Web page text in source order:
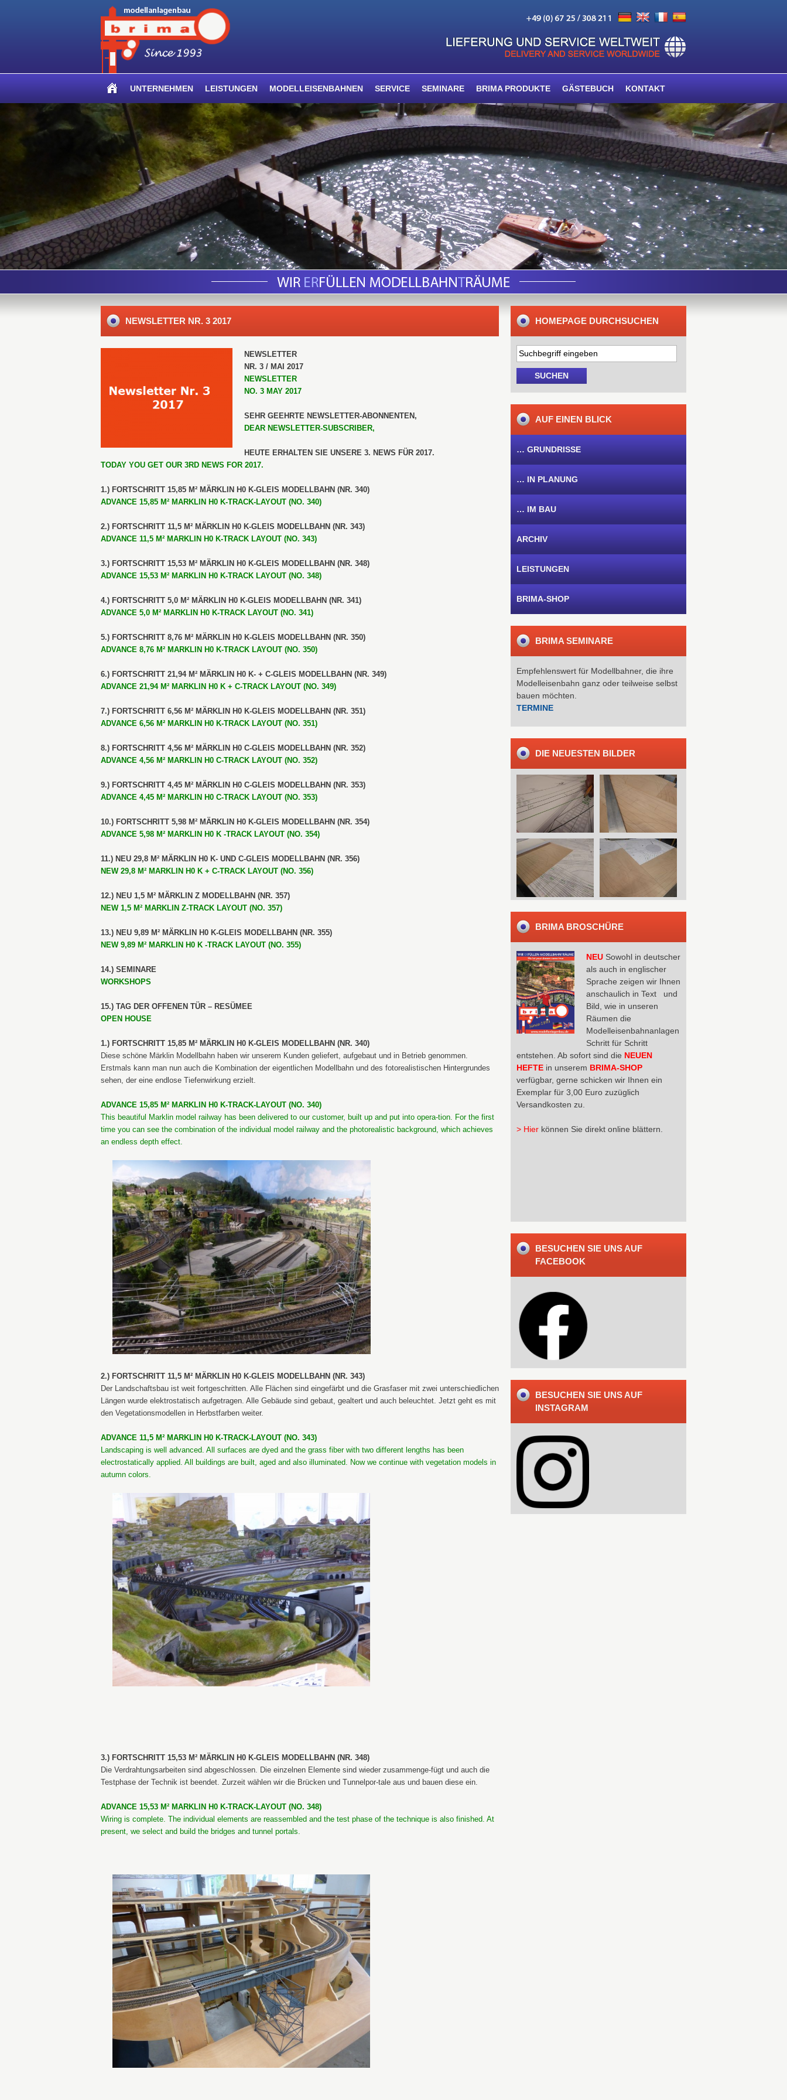
UNTERNEHMEN LEISTUNGEN MODELLEISENBAHNEN SERVICE SEMINARE BRIMA PRODUKTE GÄSTEBUCH KONTAKT
NEWSLETTER NR. 3 2017
NEWSLETTER
NR. 3 / MAI 2017
NEWSLETTER
NO. 3 MAY 2017
SEHR GEEHRTE NEWSLETTER-ABONNENTEN,
DEAR NEWSLETTER-SUBSCRIBER,
HEUTE ERHALTEN SIE UNSERE 3. NEWS FÜR 2017.
TODAY YOU GET OUR 3RD NEWS FOR 2017.
1.) FORTSCHRITT 15,85 M² MÄRKLIN H0 K-GLEIS MODELLBAHN (NR. 340)
ADVANCE 15,85 M² MARKLIN H0 K-TRACK-LAYOUT (NO. 340)
2.) FORTSCHRITT 11,5 M² MÄRKLIN H0 K-GLEIS MODELLBAHN (NR. 343)
ADVANCE 11,5 M² MARKLIN H0 K-TRACK LAYOUT (NO. 343)
3.) FORTSCHRITT 15,53 M² MÄRKLIN H0 K-GLEIS MODELLBAHN (NR. 348)
ADVANCE 15,53 M² MARKLIN H0 K-TRACK LAYOUT (NO. 348)
4.) FORTSCHRITT 5,0 M² MÄRKLIN H0 K-GLEIS MODELLBAHN (NR. 341)
ADVANCE 5,0 M² MARKLIN H0 K-TRACK LAYOUT (NO. 341)
5.) FORTSCHRITT 8,76 M² MÄRKLIN H0 K-GLEIS MODELLBAHN (NR. 350)
ADVANCE 8,76 M² MARKLIN H0 K-TRACK LAYOUT (NO. 350)
6.) FORTSCHRITT 21,94 M² MÄRKLIN H0 K- + C-GLEIS MODELLBAHN (NR. 349)
ADVANCE 21,94 M² MARKLIN H0 K + C-TRACK LAYOUT (NO. 349)
7.) FORTSCHRITT 6,56 M² MÄRKLIN H0 K-GLEIS MODELLBAHN (NR. 351)
ADVANCE 6,56 M² MARKLIN H0 K-TRACK LAYOUT (NO. 351)
8.) FORTSCHRITT 4,56 M² MÄRKLIN H0 C-GLEIS MODELLBAHN (NR. 352)
ADVANCE 4,56 M² MARKLIN H0 C-TRACK LAYOUT (NO. 352)
9.) FORTSCHRITT 4,45 M² MÄRKLIN H0 C-GLEIS MODELLBAHN (NR. 353)
ADVANCE 4,45 M² MARKLIN H0 C-TRACK LAYOUT (NO. 353)
10.) FORTSCHRITT 5,98 M² MÄRKLIN H0 K-GLEIS MODELLBAHN (NR. 354)
ADVANCE 5,98 M² MARKLIN H0 K -TRACK LAYOUT (NO. 354)
11.) NEU 29,8 M² MÄRKLIN H0 K- UND C-GLEIS MODELLBAHN (NR. 356)
NEW 29,8 M² MARKLIN H0 K + C-TRACK LAYOUT (NO. 356)
12.) NEU 1,5 M² MÄRKLIN Z MODELLBAHN (NR. 357)
NEW 1,5 M² MARKLIN Z-TRACK LAYOUT (NO. 357)
13.) NEU 9,89 M² MÄRKLIN H0 K-GLEIS MODELLBAHN (NR. 355)
NEW 9,89 M² MARKLIN H0 K -TRACK LAYOUT (NO. 355)
14.) SEMINARE
WORKSHOPS
15.) TAG DER OFFENEN TÜR – RESÜMEE
OPEN HOUSE
1.) FORTSCHRITT 15,85 M² MÄRKLIN H0 K-GLEIS MODELLBAHN (NR. 340)
Diese schöne Märklin Modellbahn haben wir unserem Kunden geliefert, aufgebaut und in Betrieb genommen.
Erstmals kann man nun auch die Kombination der eigentlichen Modellbahn und des fotorealistischen Hintergrundes
sehen, der eine endlose Tiefenwirkung erzielt.
ADVANCE 15,85 M² MARKLIN H0 K-TRACK-LAYOUT (NO. 340)
This beautiful Marklin model railway has been delivered to our customer, built up and put into opera-tion. For the first
time you can see the combination of the individual model railway and the photorealistic background, which achieves
an endless depth effect.
2.) FORTSCHRITT 11,5 M² MÄRKLIN H0 K-GLEIS MODELLBAHN (NR. 343)
Der Landschaftsbau ist weit fortgeschritten. Alle Flächen sind eingefärbt und die Grasfaser mit zwei unterschiedlichen
Längen wurde elektrostatisch aufgetragen. Alle Gebäude sind gebaut, gealtert und auch beleuchtet. Jetzt geht es mit
den Vegetationsmodellen in Herbstfarben weiter.
ADVANCE 11,5 M² MARKLIN H0 K-TRACK-LAYOUT (NO. 343)
Landscaping is well advanced. All surfaces are dyed and the grass fiber with two different lengths has been
electrostatically applied. All buildings are built, aged and also illuminated. Now we continue with vegetation models in
autumn colors.
3.) FORTSCHRITT 15,53 M² MÄRKLIN H0 K-GLEIS MODELLBAHN (NR. 348)
Die Verdrahtungsarbeiten sind abgeschlossen. Die einzelnen Elemente sind wieder zusammenge-fügt und auch die
Testphase der Technik ist beendet. Zurzeit wählen wir die Brücken und Tunnelpor-tale aus und bauen diese ein.
ADVANCE 15,53 M² MARKLIN H0 K-TRACK-LAYOUT (NO. 348)
Wiring is complete. The individual elements are reassembled and the test phase of the technique is also finished. At
present, we select and build the bridges and tunnel portals.
HOMEPAGE DURCHSUCHEN
AUF EINEN BLICK
… GRUNDRISSE
… IN PLANUNG
… IM BAU
ARCHIV
LEISTUNGEN
BRIMA-SHOP
BRIMA SEMINARE
Empfehlenswert für Modellbahner, die ihre
Modelleisenbahn ganz oder teilweise selbst
bauen möchten.
TERMINE
DIE NEUESTEN BILDER
BRIMA BROSCHÜRE
NEU Sowohl in deutscher
als auch in englischer
Sprache zeigen wir Ihnen
anschaulich in Text und
Bild, wie in unseren
Räumen die
Modelleisenbahnanlagen
Schritt für Schritt
entstehen. Ab sofort sind die NEUEN
HEFTE in unserem BRIMA-SHOP
verfügbar, gerne schicken wir Ihnen ein
Exemplar für 3,00 Euro zuzüglich
Versandkosten zu.
> Hier können Sie direkt online blättern.
BESUCHEN SIE UNS AUF
FACEBOOK
BESUCHEN SIE UNS AUF
INSTAGRAM